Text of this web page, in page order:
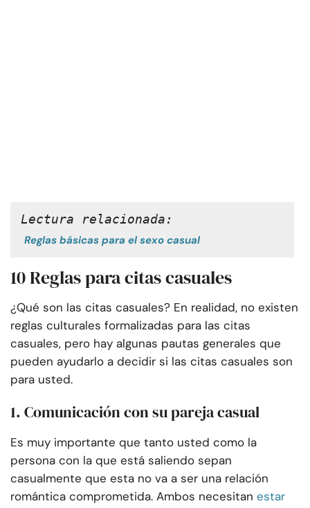
Lectura relacionada:
Reglas básicas para el sexo casual
10 Reglas para citas casuales
¿Qué son las citas casuales? En realidad, no existen
reglas culturales formalizadas para las citas
casuales, pero hay algunas pautas generales que
pueden ayudarlo a decidir si las citas casuales son
para usted.
1. Comunicación con su pareja casual
Es muy importante que tanto usted como la
persona con la que está saliendo sepan
casualmente que esta no va a ser una relación
romántica comprometida. Ambos necesitan estar